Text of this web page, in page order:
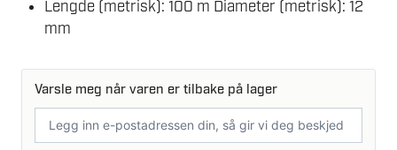
Lengde (metrisk): 100 m Diameter (metrisk): 12
mm
Varsle meg når varen er tilbake på lager
postadresse